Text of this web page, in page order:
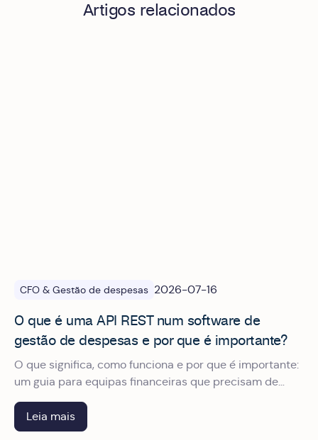
Artigos relacionados
CFO & Gestão de despesas 2026-07-16
O que é uma API REST num software de
gestão de despesas e por que é importante?
O que significa, como funciona e por que é importante:
um guia para equipas financeiras que precisam de
integrar os seus sistemas sem depender do
departamento técnico.
Leia mais